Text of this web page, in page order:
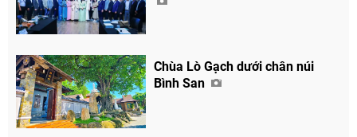
Chùa Lò Gạch dưới chân núi
Bình San